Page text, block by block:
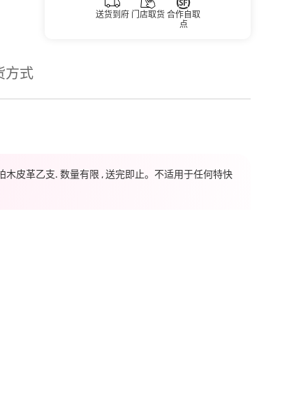
送货到府 门店取货 合作自取
点
方式
皮革乙支. 数量有限 , 送完即止。不适用于任何特快